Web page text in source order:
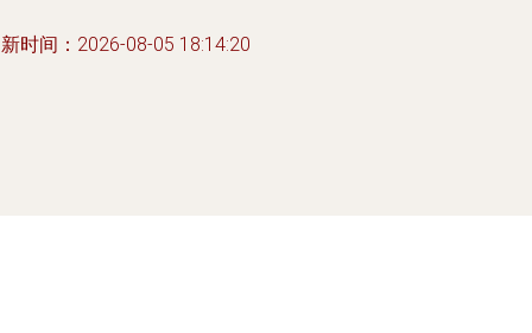
时间：2026-08-05 18:14:20